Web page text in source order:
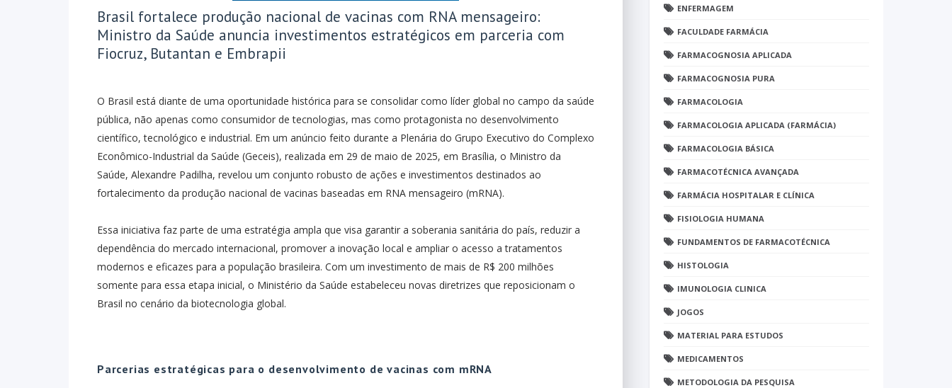
Brasil fortalece produção nacional de vacinas com RNA mensageiro:
Ministro da Saúde anuncia investimentos estratégicos em parceria com
Fiocruz, Butantan e Embrapii
O Brasil está diante de uma oportunidade histórica para se consolidar como líder global no campo da saúde
pública, não apenas como consumidor de tecnologias, mas como protagonista no desenvolvimento
científico, tecnológico e industrial. Em um anúncio feito durante a Plenária do Grupo Executivo do Complexo
Econômico-Industrial da Saúde (Geceis), realizada em 29 de maio de 2025, em Brasília, o Ministro da
Saúde, Alexandre Padilha, revelou um conjunto robusto de ações e investimentos destinados ao
fortalecimento da produção nacional de vacinas baseadas em RNA mensageiro (mRNA).
Essa iniciativa faz parte de uma estratégia ampla que visa garantir a soberania sanitária do país, reduzir a
dependência do mercado internacional, promover a inovação local e ampliar o acesso a tratamentos
modernos e eficazes para a população brasileira. Com um investimento de mais de R$ 200 milhões
somente para essa etapa inicial, o Ministério da Saúde estabeleceu novas diretrizes que reposicionam o
Brasil no cenário da biotecnologia global.
Parcerias estratégicas para o desenvolvimento de vacinas com mRNA
ENFERMAGEM
FACULDADE FARMÁCIA
FARMACOGNOSIA APLICADA
FARMACOGNOSIA PURA
FARMACOLOGIA
FARMACOLOGIA APLICADA (FARMÁCIA)
FARMACOLOGIA BÁSICA
FARMACOTÉCNICA AVANÇADA
FARMÁCIA HOSPITALAR E CLÍNICA
FISIOLOGIA HUMANA
FUNDAMENTOS DE FARMACOTÉCNICA
HISTOLOGIA
IMUNOLOGIA CLINICA
JOGOS
MATERIAL PARA ESTUDOS
MEDICAMENTOS
METODOLOGIA DA PESQUISA